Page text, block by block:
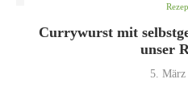
Currywurst mit
unser
5. März